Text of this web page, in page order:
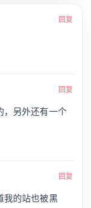
回复
回复
，另外还有一个
回复
我的站也被黑